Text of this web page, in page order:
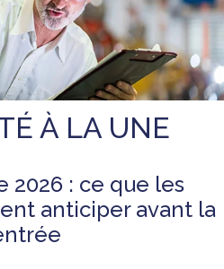
À LA UNE
2026 : ce que les
anticiper avant la